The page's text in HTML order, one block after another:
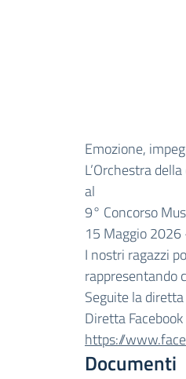
Emozione,
L’Orchestra
al
9° Concorso
15 Maggio
I nostri ragazzi
rappresentando
Seguite la
Diretta
https://
Documenti